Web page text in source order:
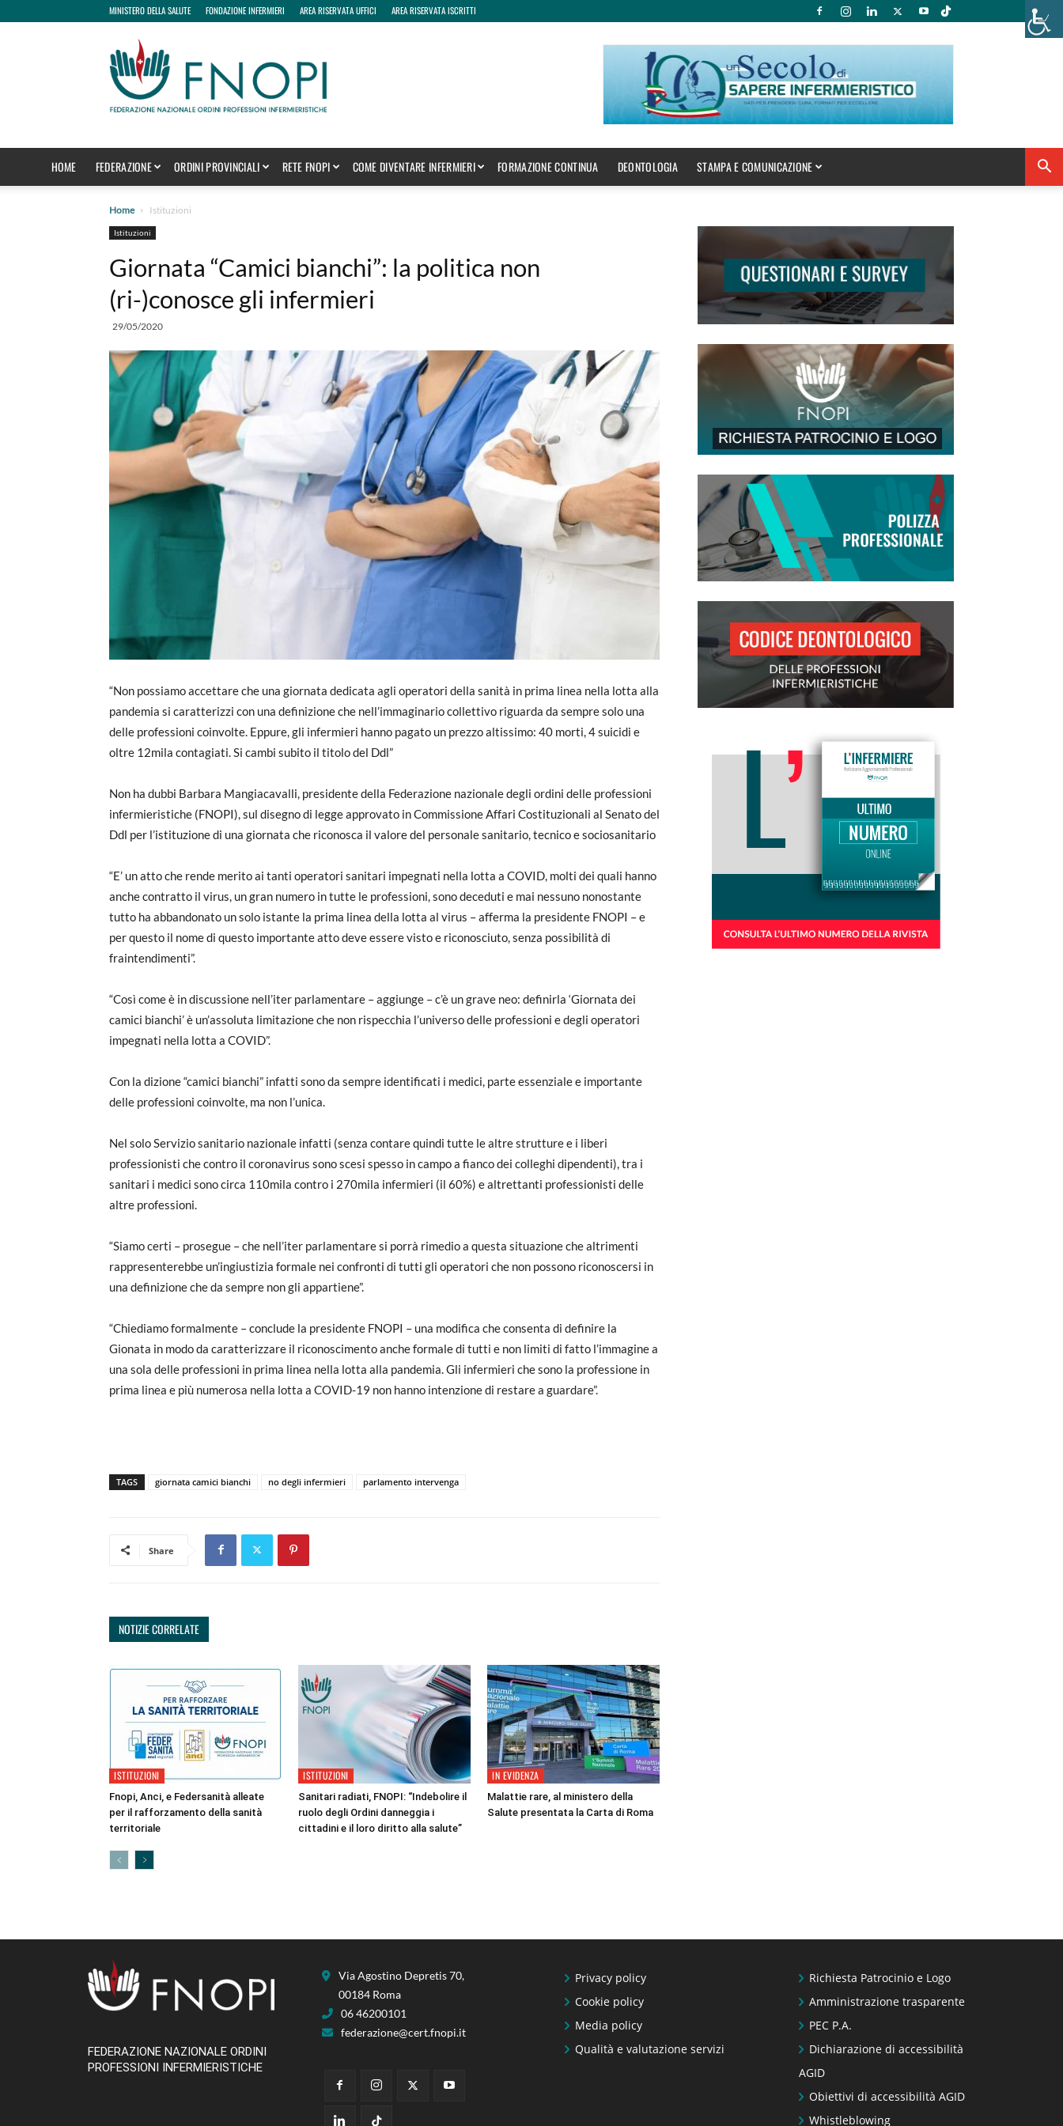
MINISTERO DELLA SALUTE FONDAZIONE INFERMIERI AREA RISERVATA UFFICI AREA RISERVATA ISCRITTI
HOME FEDERAZIONE ORDINI PROVINCIALI RETE FNOPI COME DIVENTARE INFERMIERI FORMAZIONE CONTINUA DEONTOLOGIA STAMPA E COMUNICAZIONE
Home Istituzioni
Istituzioni
Giornata “Camici bianchi”: la politica non
(ri-)conosce gli infermieri
29/05/2020
“Non possiamo accettare che una giornata dedicata agli operatori della sanità in prima linea nella lotta alla
pandemia si caratterizzi con una definizione che nell’immaginario collettivo riguarda da sempre solo una
delle professioni coinvolte. Eppure, gli infermieri hanno pagato un prezzo altissimo: 40 morti, 4 suicidi e
oltre 12mila contagiati. Si cambi subito il titolo del Ddl”
Non ha dubbi Barbara Mangiacavalli, presidente della Federazione nazionale degli ordini delle professioni
infermieristiche (FNOPI), sul disegno di legge approvato in Commissione Affari Costituzionali al Senato del
Ddl per l’istituzione di una giornata che riconosca il valore del personale sanitario, tecnico e sociosanitario
“E’ un atto che rende merito ai tanti operatori sanitari impegnati nella lotta a COVID, molti dei quali hanno
anche contratto il virus, un gran numero in tutte le professioni, sono deceduti e mai nessuno nonostante
tutto ha abbandonato un solo istante la prima linea della lotta al virus – afferma la presidente FNOPI – e
per questo il nome di questo importante atto deve essere visto e riconosciuto, senza possibilità di
fraintendimenti”.
“Così come è in discussione nell’iter parlamentare – aggiunge – c’è un grave neo: definirla ‘Giornata dei
camici bianchi’ è un’assoluta limitazione che non rispecchia l’universo delle professioni e degli operatori
impegnati nella lotta a COVID”.
Con la dizione “camici bianchi” infatti sono da sempre identificati i medici, parte essenziale e importante
delle professioni coinvolte, ma non l’unica.
Nel solo Servizio sanitario nazionale infatti (senza contare quindi tutte le altre strutture e i liberi
professionisti che contro il coronavirus sono scesi spesso in campo a fianco dei colleghi dipendenti), tra i
sanitari i medici sono circa 110mila contro i 270mila infermieri (il 60%) e altrettanti professionisti delle
altre professioni.
“Siamo certi – prosegue – che nell’iter parlamentare si porrà rimedio a questa situazione che altrimenti
rappresenterebbe un’ingiustizia formale nei confronti di tutti gli operatori che non possono riconoscersi in
una definizione che da sempre non gli appartiene”.
“Chiediamo formalmente – conclude la presidente FNOPI – una modifica che consenta di definire la
Gionata in modo da caratterizzare il riconoscimento anche formale di tutti e non limiti di fatto l’immagine a
una sola delle professioni in prima linea nella lotta alla pandemia. Gli infermieri che sono la professione in
prima linea e più numerosa nella lotta a COVID-19 non hanno intenzione di restare a guardare”.
TAGS giornata camici bianchi no degli infermieri parlamento intervenga
Share
NOTIZIE CORRELATE
ISTITUZIONI
Fnopi, Anci, e Federsanità alleate
per il rafforzamento della sanità
territoriale
ISTITUZIONI
Sanitari radiati, FNOPI: “Indebolire il
ruolo degli Ordini danneggia i
cittadini e il loro diritto alla salute”
IN EVIDENZA
Malattie rare, al ministero della
Salute presentata la Carta di Roma
FEDERAZIONE NAZIONALE ORDINI
PROFESSIONI INFERMIERISTICHE
Via Agostino Depretis 70,
00184 Roma
06 46200101
federazione@cert.fnopi.it
Privacy policy
Cookie policy
Media policy
Qualità e valutazione servizi
Richiesta Patrocinio e Logo
Amministrazione trasparente
PEC P.A.
Dichiarazione di accessibilità
AGID
Obiettivi di accessibilità AGID
Whistleblowing